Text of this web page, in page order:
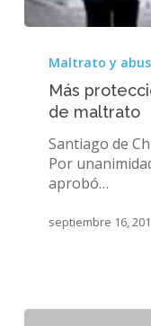
protección
mayor
víctima
maltrato
Maltrato y
Más
de maltrato
Santiago de
Por
aprobó…
septiembre 16,